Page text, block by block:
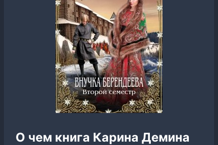
О чем книга Карина Демина